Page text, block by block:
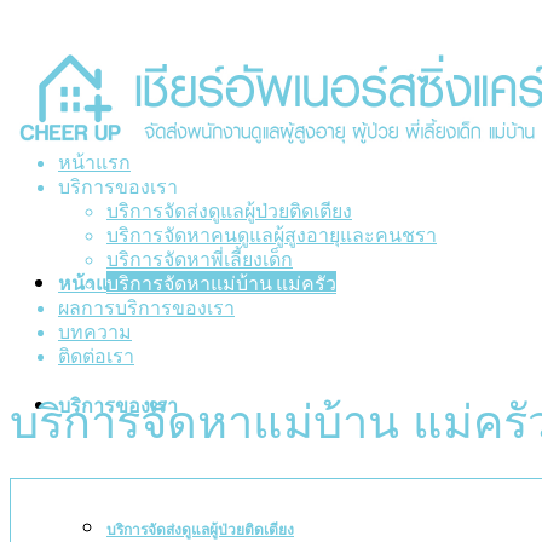
หน้าแรก
บริการของเรา
บริการจัดส่งดูแลผู้ป่วยติดเตียง
หน้าแรก
บริการของเรา
บริการจัดส่งดูแลผู้ป่วยติดเตียง
บริการจัดหาคนดูแลผู้สูงอายุและคนชรา
บริการจัดหาพี่เลี้ยงเด็ก
บริการจัดหาแม่บ้าน แม่ครัว
ผลการบริการของเรา
บทความ
ติดต่อเรา
บริการจัดหาแม่บ้าน แม่ครั